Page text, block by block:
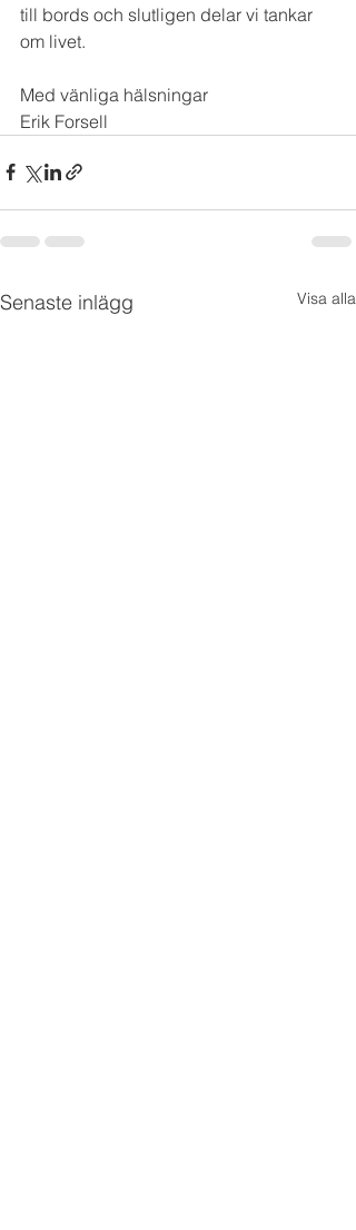
till bords och slutligen delar vi tankar
om livet.
Med vänliga hälsningar
Erik Forsell
Senaste inlägg Visa alla